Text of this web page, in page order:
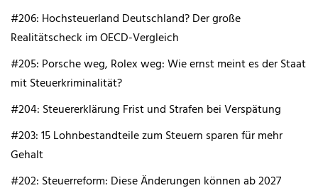
#206: Hochsteuerland Deutschland? Der große
Realitätscheck im OECD-Vergleich
#205: Porsche weg, Rolex weg: Wie ernst meint es der Staat
mit Steuerkriminalität?
#204: Steuererklärung Frist und Strafen bei Verspätung
#203: 15 Lohnbestandteile zum Steuern sparen für mehr
Gehalt
#202: Steuerreform: Diese Änderungen können ab 2027